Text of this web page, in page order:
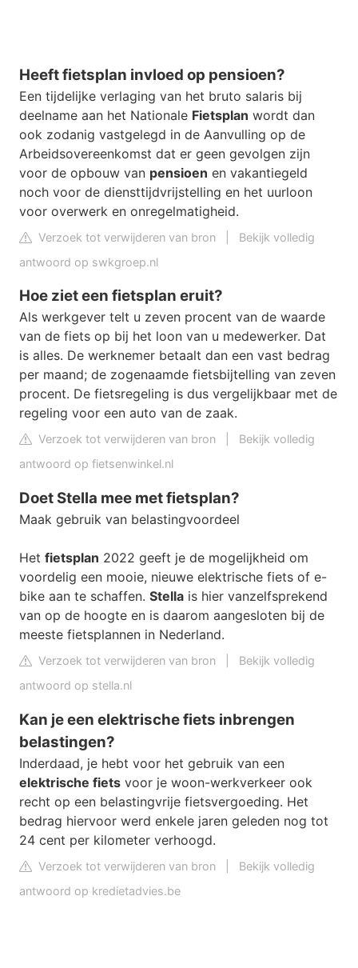
Heeft fietsplan invloed op pensioen?
Een tijdelijke verlaging van het bruto salaris bij
deelname aan het Nationale Fietsplan wordt dan
ook zodanig vastgelegd in de Aanvulling op de
Arbeidsovereenkomst dat er geen gevolgen zijn
voor de opbouw van pensioen en vakantiegeld
noch voor de diensttijdvrijstelling en het uurloon
voor overwerk en onregelmatigheid.
Verzoek tot verwijderen van bron
Bekijk volledig
antwoord op swkgroep.nl
Hoe ziet een fietsplan eruit?
Als werkgever telt u zeven procent van de waarde
van de fiets op bij het loon van u medewerker. Dat
is alles. De werknemer betaalt dan een vast bedrag
per maand; de zogenaamde fietsbijtelling van zeven
procent. De fietsregeling is dus vergelijkbaar met de
regeling voor een auto van de zaak.
Verzoek tot verwijderen van bron
Bekijk volledig
antwoord op fietsenwinkel.nl
Doet Stella mee met fietsplan?
Maak gebruik van belastingvoordeel
Het fietsplan 2022 geeft je de mogelijkheid om
voordelig een mooie, nieuwe elektrische fiets of e-
bike aan te schaffen. Stella is hier vanzelfsprekend
van op de hoogte en is daarom aangesloten bij de
meeste fietsplannen in Nederland.
Verzoek tot verwijderen van bron
Bekijk volledig
antwoord op stella.nl
Kan je een elektrische fiets inbrengen
belastingen?
‍Inderdaad, je hebt voor het gebruik van een
elektrische fiets voor je woon-werkverkeer ook
recht op een belastingvrije fietsvergoeding. Het
bedrag hiervoor werd enkele jaren geleden nog tot
24 cent per kilometer verhoogd.
Verzoek tot verwijderen van bron
Bekijk volledig
antwoord op kredietadvies.be